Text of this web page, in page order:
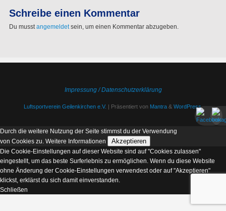
Schreibe einen Kommentar
Du musst angemeldetsein, um einen Kommentar abzugeben.
Impressung / Datenschutzerklärung
Luftsportverein Geilenkirchen e.V. | Präsentiert von Mantra& WordPress.
Durch die weitere Nutzung der Seite stimmst du der Verwendung
von Cookies zu. Weitere Informationen Akzeptieren
Die Cookie-Einstellungen auf dieser Website sind auf "Cookies zulassen"
eingestellt, um das beste Surferlebnis zu ermöglichen. Wenn du diese Website
ohne Änderung der Cookie-Einstellungen verwendest oder auf "Akzeptieren"
klickst, erklärst du sich damit einverstanden.
Schließen